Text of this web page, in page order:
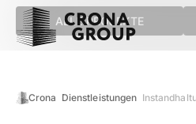
ALLE PROJEKTE
Crona Dienstleistungen